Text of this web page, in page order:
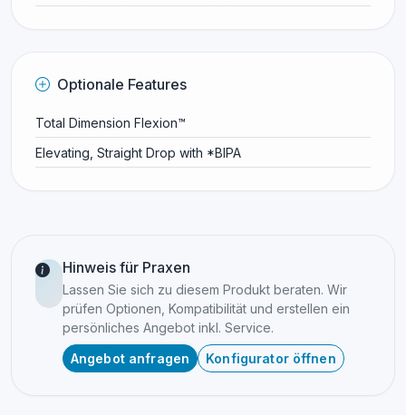
Optionale Features
Total Dimension Flexion™
Elevating, Straight Drop with *BIPA
Hinweis für Praxen
Lassen Sie sich zu diesem Produkt beraten. Wir
prüfen Optionen, Kompatibilität und erstellen ein
persönliches Angebot inkl. Service.
Angebot anfragen
Konfigurator öffnen